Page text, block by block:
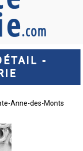
-
Anne-des-Monts